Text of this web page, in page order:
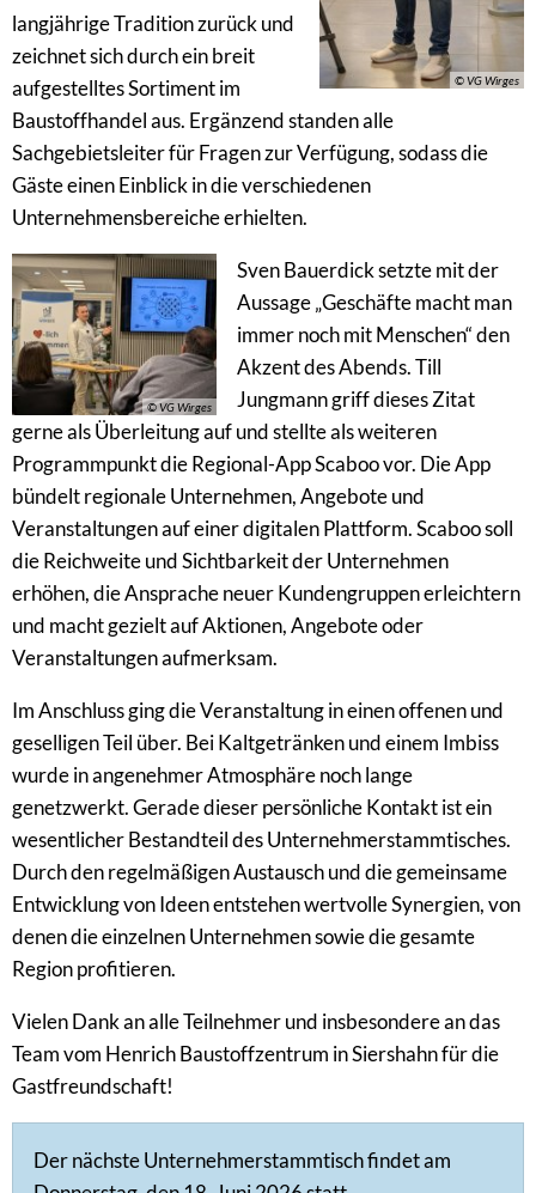
© VG Wirges
langjährige Tradition zurück und
zeichnet sich durch ein breit
aufgestelltes Sortiment im
Baustoffhandel aus. Ergänzend standen alle
Sachgebietsleiter für Fragen zur Verfügung, sodass die
Gäste einen Einblick in die verschiedenen
Unternehmensbereiche erhielten.
© VG Wirges
Sven Bauerdick setzte mit der
Aussage „Geschäfte macht man
immer noch mit Menschen“ den
Akzent des Abends. Till
Jungmann griff dieses Zitat
gerne als Überleitung auf und stellte als weiteren
Programmpunkt die Regional-App Scaboo vor. Die App
bündelt regionale Unternehmen, Angebote und
Veranstaltungen auf einer digitalen Plattform. Scaboo soll
die Reichweite und Sichtbarkeit der Unternehmen
erhöhen, die Ansprache neuer Kundengruppen erleichtern
und macht gezielt auf Aktionen, Angebote oder
Veranstaltungen aufmerksam.
Im Anschluss ging die Veranstaltung in einen offenen und
geselligen Teil über. Bei Kaltgetränken und einem Imbiss
wurde in angenehmer Atmosphäre noch lange
genetzwerkt. Gerade dieser persönliche Kontakt ist ein
wesentlicher Bestandteil des Unternehmerstammtisches.
Durch den regelmäßigen Austausch und die gemeinsame
Entwicklung von Ideen entstehen wertvolle Synergien, von
denen die einzelnen Unternehmen sowie die gesamte
Region profitieren.
Vielen Dank an alle Teilnehmer und insbesondere an das
Team vom Henrich Baustoffzentrum in Siershahn für die
Gastfreundschaft!
Der nächste Unternehmerstammtisch findet am